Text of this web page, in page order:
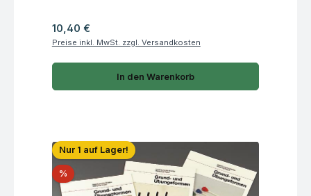
Regulärer Preis:
10,40 €
Preise inkl. MwSt. zzgl. Versandkosten
In den Warenkorb
Nur 1 auf Lager!
%Rabatt